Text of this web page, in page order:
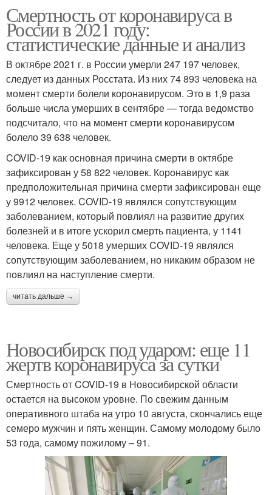
Смертность от коронавируса в
России в 2021 году:
статистические данные и анализ
В октябре 2021 г. в России умерли 247 197 человек,
следует из данных Росстата. Из них 74 893 человека на
момент смерти болели коронавирусом. Это в 1,9 раза
больше числа умерших в сентябре — тогда ведомство
подсчитало, что на момент смерти коронавирусом
болело 39 638 человек.
COVID-19 как основная причина смерти в октябре
зафиксирован у 58 822 человек. Коронавирус как
предположительная причина смерти зафиксирован еще
у 9912 человек. COVID-19 являлся сопутствующим
заболеванием, который повлиял на развитие других
болезней и в итоге ускорил смерть пациента, у 1141
человека. Еще у 5018 умерших COVID-19 являлся
сопутствующим заболеванием, но никаким образом не
повлиял на наступление смерти.
читать дальше →
Новосибирск под ударом: еще 11
жертв коронавируса за сутки
Смертность от COVID-19 в Новосибирской области
остается на высоком уровне. По свежим данным
оперативного штаба на утро 10 августа, скончались еще
семеро мужчин и пять женщин. Самому молодому было
53 года, самому пожилому – 91.